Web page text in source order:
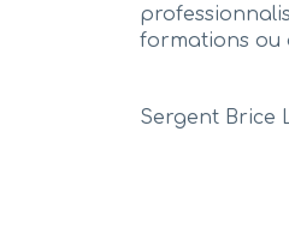
formations ou
Sergent Brice